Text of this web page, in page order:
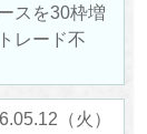
スを30枠増
レード不
（火）